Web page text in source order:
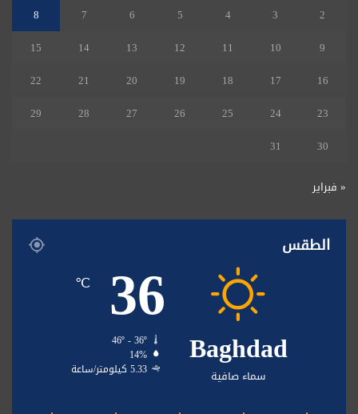
2
3
4
5
6
7
8
9
10
11
12
13
14
15
16
17
18
19
20
21
22
23
24
25
26
27
28
29
30
31
« فبراير
الطقس
Baghdad
سماء صافية
36
℃
46º - 36º
14%
5.33 كيلومتر/ساعة